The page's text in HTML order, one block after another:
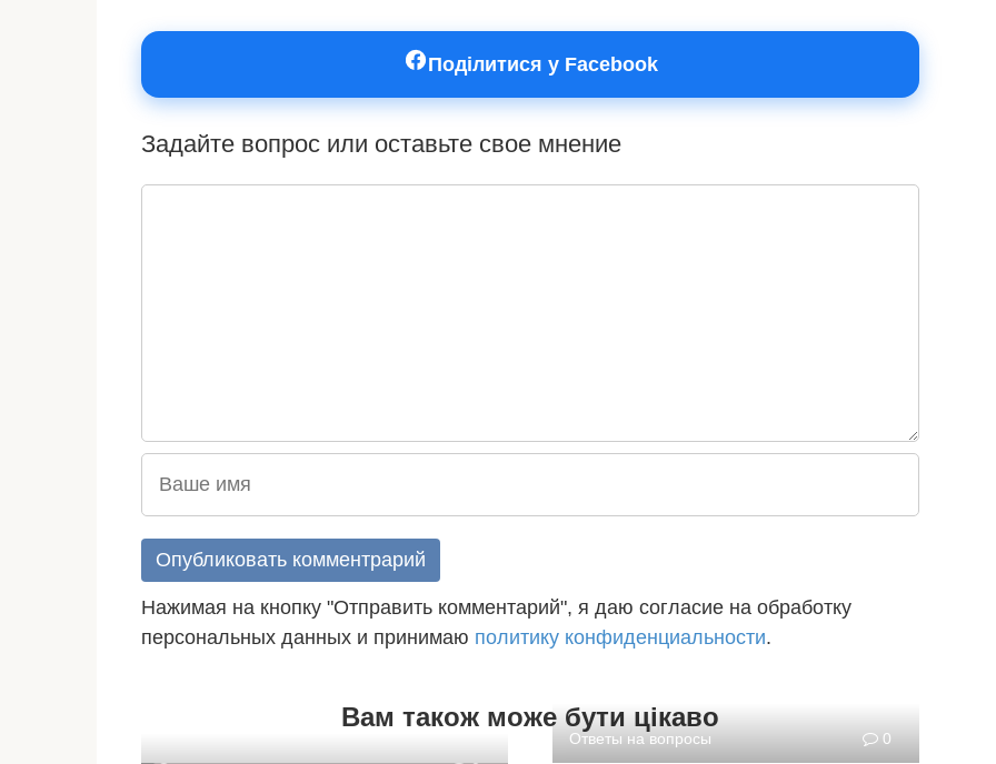
Поділитися у Facebook
Задайте вопрос или оставьте свое мнение
Нажимая на кнопку "Отправить комментарий", я даю согласие на обработку
персональных данных и принимаю политику конфиденциальности.
Вам також може бути цікаво
Ответы на вопросы 0